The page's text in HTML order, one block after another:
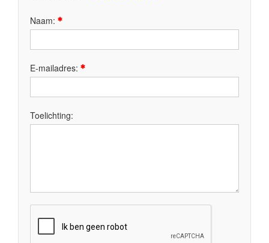
Naam:
E-mailadres:
Toelichting: